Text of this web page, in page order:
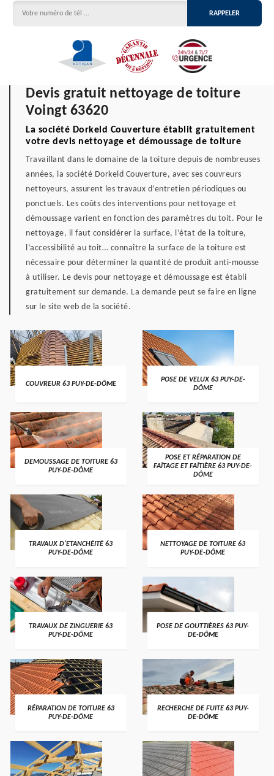
Devis gratuit nettoyage de toiture
Voingt 63620
La société Dorkeld Couverture établit gratuitement
votre devis nettoyage et démoussage de toiture
Travaillant dans le domaine de la toiture depuis de nombreuses
années, la société Dorkeld Couverture, avec ses couvreurs
nettoyeurs, assurent les travaux d’entretien périodiques ou
ponctuels. Les coûts des interventions pour nettoyage et
démoussage varient en fonction des paramètres du toit. Pour le
nettoyage, il faut considérer la surface, l’état de la toiture,
l’accessibilité au toit… connaître la surface de la toiture est
nécessaire pour déterminer la quantité de produit anti-mousse
à utiliser. Le devis pour nettoyage et démoussage est établi
gratuitement sur demande. La demande peut se faire en ligne
sur le site web de la société.
COUVREUR 63 PUY-DE-DÔME
POSE DE VELUX 63 PUY-DE-
DÔME
DEMOUSSAGE DE TOITURE 63
PUY-DE-DÔME
POSE ET RÉPARATION DE
FAÎTAGE ET FAÎTIÈRE 63 PUY-DE-
DÔME
TRAVAUX D'ETANCHÉITÉ 63
PUY-DE-DÔME
NETTOYAGE DE TOITURE 63
PUY-DE-DÔME
TRAVAUX DE ZINGUERIE 63
PUY-DE-DÔME
POSE DE GOUTTIÈRES 63 PUY-
DE-DÔME
RÉPARATION DE TOITURE 63
PUY-DE-DÔME
RECHERCHE DE FUITE 63 PUY-
DE-DÔME